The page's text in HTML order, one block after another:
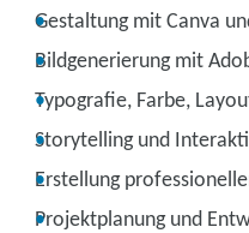
Gestaltung mit Canva
Bildgenerierung mit
Typografie, Farbe,
Storytelling und
Erstellung
Projektplanung und